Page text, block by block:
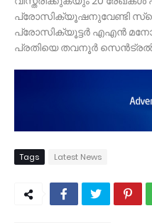
പ്രോസിക്യൂഷനുവേണ്ടി
പ്രോസിക്യൂട്ടർ എഎൻ
പ്രതിയെ തവനൂർ സെൻട്രല്‍
Tags Latest News